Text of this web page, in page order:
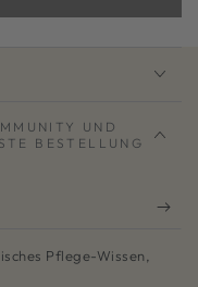
UND
BESTELLUNG
Pflege-Wissen,